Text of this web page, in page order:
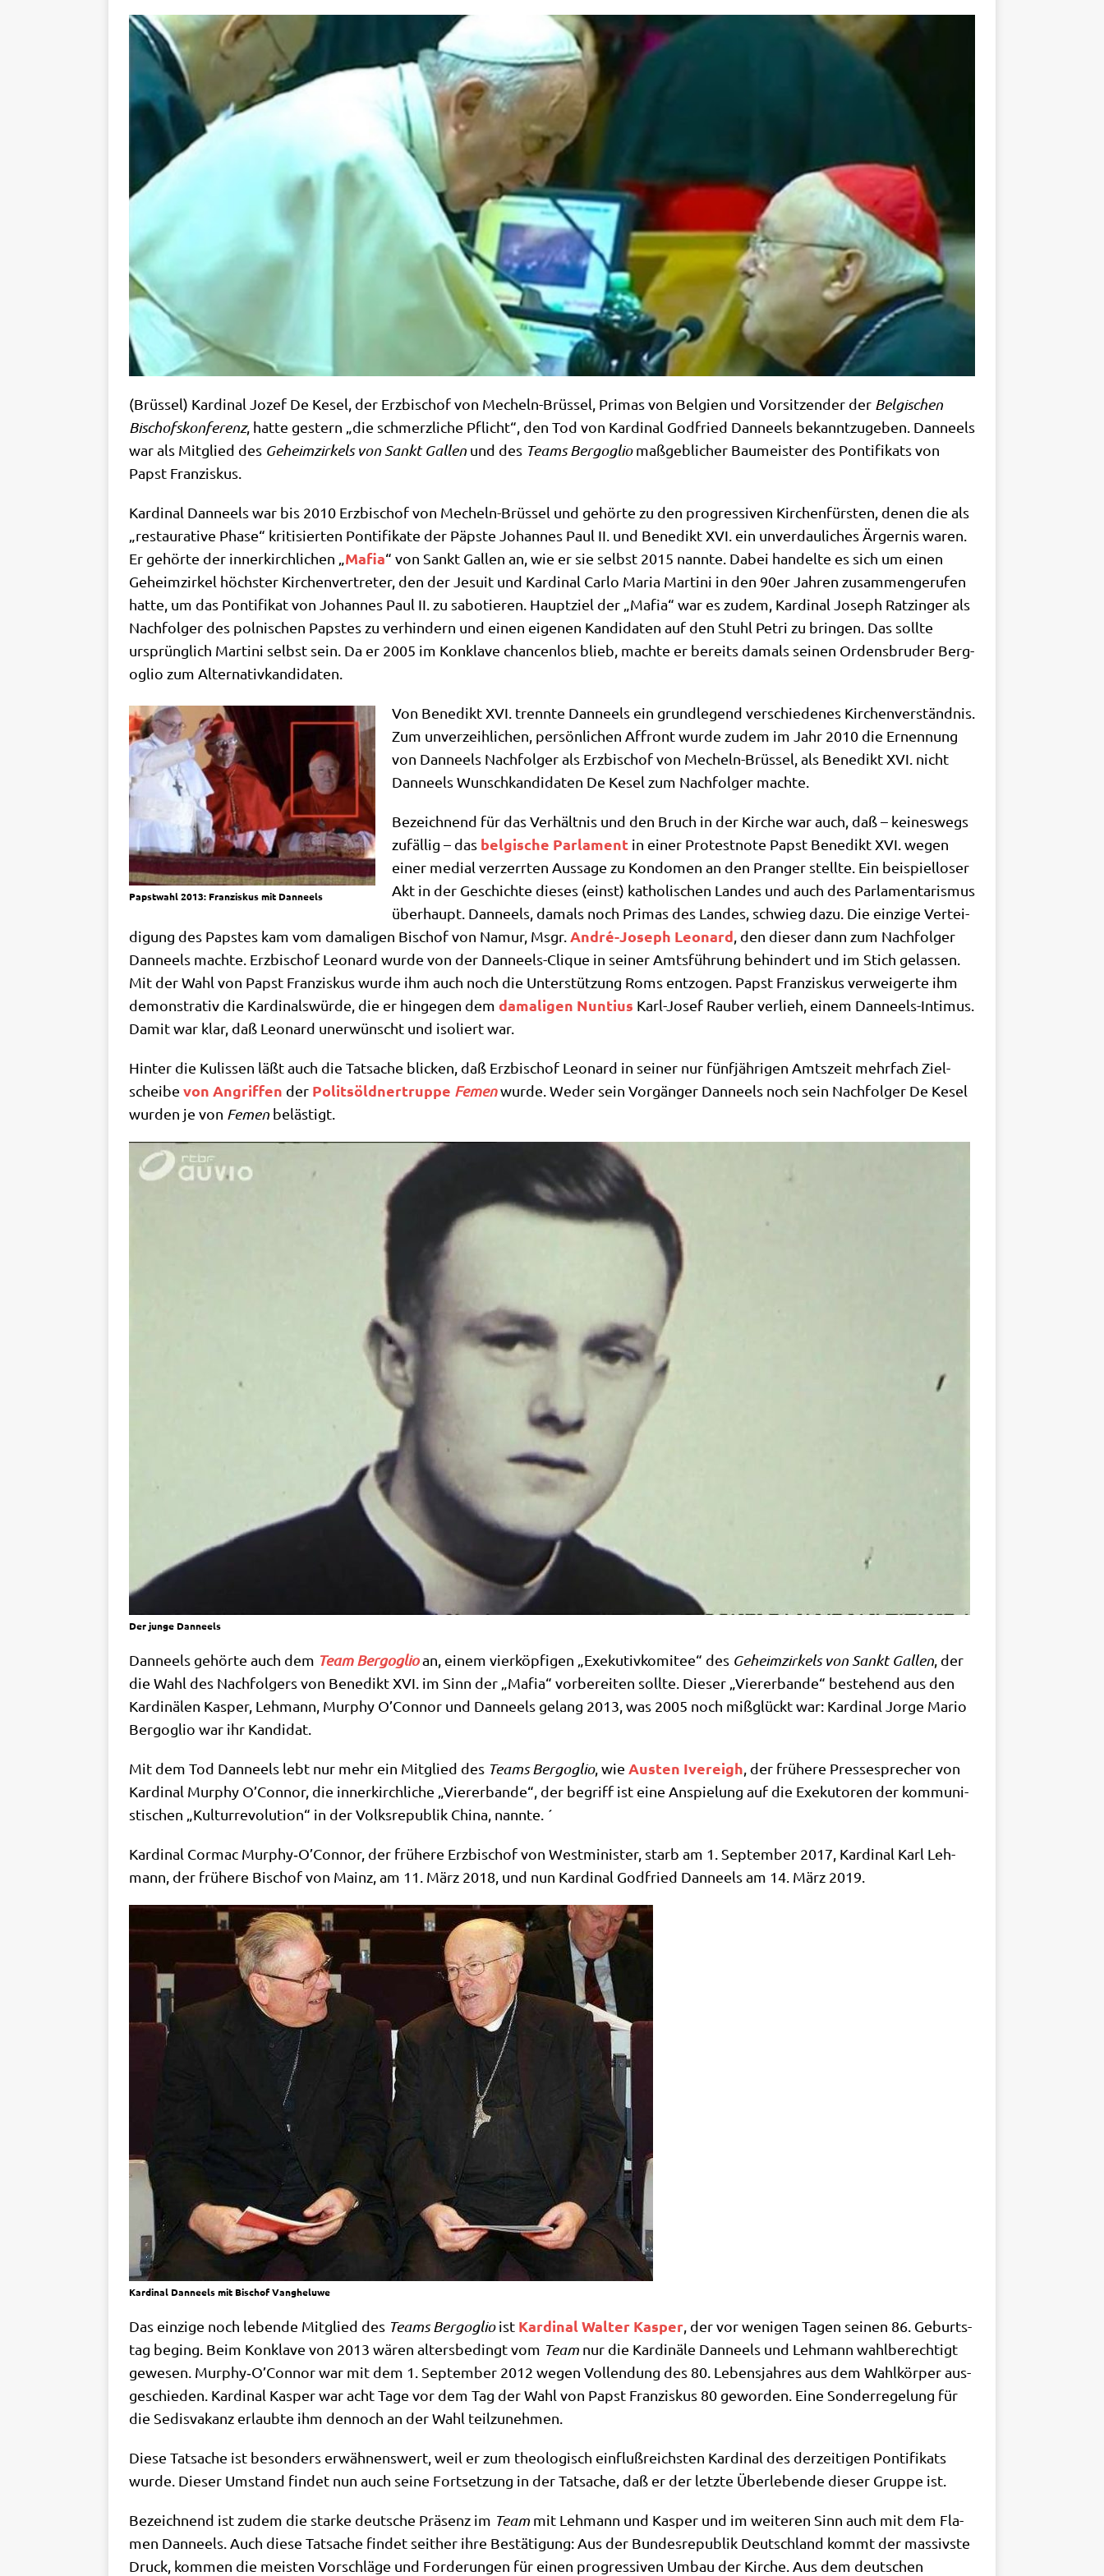
(Brüs­sel) Kar­di­nal Jozef De Kesel, der Erz­bi­schof von Mecheln-Brüs­sel, Pri­mas von Bel­gi­en und Vor­sit­zen­der der Bel­gi­schen
Bischofs­kon­fe­renz, hat­te gestern „die schmerz­li­che Pflicht“, den Tod von Kar­di­nal God­fried Dan­neels bekannt­zu­ge­ben. Dan­neels
war als Mit­glied des Geheim­zir­kels von Sankt Gal­len und des Teams Berg­o­gliomaß­geb­li­cher Bau­mei­ster des Pon­ti­fi­kats von
Papst Franziskus.
Kar­di­nal Dan­neels war bis 2010 Erz­bi­schof von Mecheln-Brüs­sel und gehör­te zu den pro­gres­si­ven Kir­chen­für­sten, denen die als
„restau­ra­ti­ve Pha­se“ kri­ti­sier­ten Pon­ti­fi­ka­te der Päp­ste Johan­nes Paul II. und Bene­dikt XVI. ein unver­dau­li­ches Ärger­nis waren.
Er gehör­te der inner­kirch­li­chen „Mafia“ von Sankt Gal­len an, wie er sie selbst 2015 nann­te. Dabei han­del­te es sich um einen
Geheim­zir­kel höch­ster Kir­chen­ver­tre­ter, den der Jesu­it und Kar­di­nal Car­lo Maria Mar­ti­ni in den 90er Jah­ren zusam­men­ge­ru­fen
hat­te, um das Pon­ti­fi­kat von Johan­nes Paul II. zu sabo­tie­ren. Haupt­ziel der „Mafia“ war es zudem, Kar­di­nal Joseph Ratz­in­ger als
Nach­fol­ger des pol­ni­schen Pap­stes zu ver­hin­dern und einen eige­nen Kan­di­da­ten auf den Stuhl Petri zu brin­gen. Das soll­te
ursprüng­lich Mar­ti­ni selbst sein. Da er 2005 im Kon­kla­ve chan­cen­los blieb, mach­te er bereits damals sei­nen Ordens­bru­der Berg­
o­glio zum Alternativkandidaten.
Papst­wahl 2013: Fran­zis­kus mit Danneels
Von Bene­dikt XVI. trenn­te Dan­neels ein grund­le­gend ver­schie­de­nes Kir­chen­ver­ständ­nis.
Zum unver­zeih­li­chen, per­sön­li­chen Affront wur­de zudem im Jahr 2010 die Ernen­nung
von Dan­neels Nach­fol­ger als Erz­bi­schof von Mecheln-Brüs­sel, als Bene­dikt XVI. nicht
Dan­neels Wunsch­kan­di­da­ten De Kesel zum Nach­fol­ger machte.
Bezeich­nend für das Ver­hält­nis und den Bruch in der Kir­che war auch, daß – kei­nes­wegs
zufäl­lig – das bel­gi­sche Par­la­ment in einer Pro­test­no­te Papst Bene­dikt XVI. wegen
einer medi­al ver­zerr­ten Aus­sa­ge zu Kon­do­men an den Pran­ger stell­te. Ein bei­spiel­lo­ser
Akt in der Geschich­te die­ses (einst) katho­li­schen Lan­des und auch des Par­la­men­ta­ris­mus
über­haupt. Dan­neels, damals noch Pri­mas des Lan­des, schwieg dazu. Die ein­zi­ge Ver­tei­
di­gung des Pap­stes kam vom dama­li­gen Bischof von Namur, Msgr.André-Joseph Leo­nard, den die­ser dann zum Nach­fol­ger
Dan­neels mach­te. Erz­bi­schof Leo­nard wur­de von der Dan­neels-Cli­que in sei­ner Amts­füh­rung behin­dert und im Stich gelas­sen.
Mit der Wahl von Papst Fran­zis­kus wur­de ihm auch noch die Unter­stüt­zung Roms ent­zo­gen. Papst Fran­zis­kus ver­wei­ger­te ihm
demon­stra­tiv die Kar­di­nals­wür­de, die er hin­ge­gen dem dama­li­gen Nun­ti­us Karl-Josef Rau­ber ver­lieh, einem Dan­neels-Inti­mus.
Damit war klar, daß Leo­nard uner­wünscht und iso­liert war.
Hin­ter die Kulis­sen läßt auch die Tat­sa­che blicken, daß Erz­bi­schof Leo­nard in sei­ner nur fünf­jäh­ri­gen Amts­zeit mehr­fach Ziel­
schei­be von Angrif­fen der Polit­söld­ner­trup­pe Femenwur­de. Weder sein Vor­gän­ger Dan­neels noch sein Nach­fol­ger De Kesel
wur­den je von Femen belä­stigt.
Der jun­ge Danneels
Dan­neels gehör­te auch dem Team Berg­o­glioan, einem vier­köp­fi­gen „Exe­ku­tiv­ko­mi­tee“ des Geheim­zir­kels von Sankt Gal­len, der
die Wahl des Nach­fol­gers von Bene­dikt XVI. im Sinn der „Mafia“ vor­be­rei­ten soll­te. Die­ser „Vie­rer­ban­de“ bestehend aus den
Kar­di­nä­len Kas­per, Leh­mann, Mur­phy O’Connor und Dan­neels gelang 2013, was 2005 noch miß­glückt war: Kar­di­nal Jor­ge Mario
Berg­o­glio war ihr Kandidat.
Mit dem Tod Dan­neels lebt nur mehr ein Mit­glied des Teams Berg­o­glio, wie Austen Ive­reigh, der frü­he­re Pres­se­spre­cher von
Kar­di­nal Mur­phy O’Connor, die inner­kirch­li­che „Vie­rer­ban­de“, der begriff ist eine Anspie­lung auf die Exe­ku­to­ren der kom­mu­ni­
sti­schen „Kul­tur­re­vo­lu­ti­on“ in der Volks­re­pu­blik Chi­na, nannte. ´
Kar­di­nal Cor­mac Murphy‑O’Connor, der frü­he­re Erz­bi­schof von West­mi­ni­ster, starb am 1. Sep­tem­ber 2017, Kar­di­nal Karl Leh­
mann, der frü­he­re Bischof von Mainz, am 11. März 2018, und nun Kar­di­nal God­fried Dan­neels am 14. März 2019.
Kar­di­nal Dan­neels mit Bischof Vangheluwe
Das ein­zi­ge noch leben­de Mit­glied des Teams Berg­o­glioist Kar­di­nal Wal­ter Kas­per, der vor weni­gen Tagen sei­nen 86. Geburts­
tag beging. Beim Kon­kla­ve von 2013 wären alters­be­dingt vom Team nur die Kar­di­nä­le Dan­neels und Leh­mann wahl­be­rech­tigt
gewe­sen. Murphy‑O’Connor war mit dem 1. Sep­tem­ber 2012 wegen Voll­endung des 80. Lebens­jah­res aus dem Wahl­kör­per aus­
ge­schie­den. Kar­di­nal Kas­per war acht Tage vor dem Tag der Wahl von Papst Fran­zis­kus 80 gewor­den. Eine Son­der­re­ge­lung für
die Sedis­va­kanz erlaub­te ihm den­noch an der Wahl teilzunehmen.
Die­se Tat­sa­che ist beson­ders erwäh­nens­wert, weil er zum theo­lo­gisch ein­fluß­reich­sten Kar­di­nal des der­zei­ti­gen Pon­ti­fi­kats
wur­de. Die­ser Umstand fin­det nun auch sei­ne Fort­set­zung in der Tat­sa­che, daß er der letz­te Über­le­ben­de die­ser Grup­pe ist.
Bezeich­nend ist zudem die star­ke deut­sche Prä­senz im Team mit Leh­mann und Kas­per und im wei­te­ren Sinn auch mit dem Fla­
men Dan­neels. Auch die­se Tat­sa­che fin­det seit­her ihre Bestä­ti­gung: Aus der Bun­des­re­pu­blik Deutsch­land kommt der mas­siv­ste
Druck, kom­men die mei­sten Vor­schlä­ge und For­de­run­gen für einen pro­gres­si­ven Umbau der Kir­che. Aus dem deut­schen